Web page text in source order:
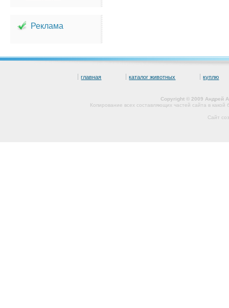
Реклама
главная каталог животных куплю
Copyright © 2009 Андрей
Копирование всех составляющих частей сайта в
Сайт